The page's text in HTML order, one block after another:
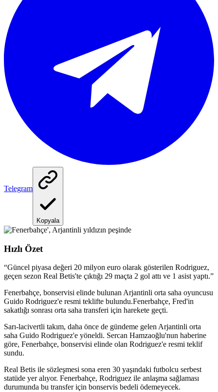
Telegram
Kopyala
Hızlı Özet
“Güncel piyasa değeri 20 milyon euro olarak gösterilen Rodriguez,
geçen sezon Real Betis'te çıktığı 29 maçta 2 gol attı ve 1 asist yaptı.”
Fenerbahçe, bonservisi elinde bulunan Arjantinli orta saha oyuncusu
Guido Rodriguez'e resmi teklifte bulundu.Fenerbahçe, Fred'in
sakatlığı sonrası orta saha transferi için harekete geçti.
Sarı-lacivertli takım, daha önce de gündeme gelen Arjantinli orta
saha Guido Rodriguez'e yöneldi. Sercan Hamzaoğlu'nun haberine
göre, Fenerbahçe, bonservisi elinde olan Rodriguez'e resmi teklif
sundu.
Real Betis ile sözleşmesi sona eren 30 yaşındaki futbolcu serbest
statüde yer alıyor. Fenerbahçe, Rodriguez ile anlaşma sağlaması
durumunda bu transfer için bonservis bedeli ödemeyecek.